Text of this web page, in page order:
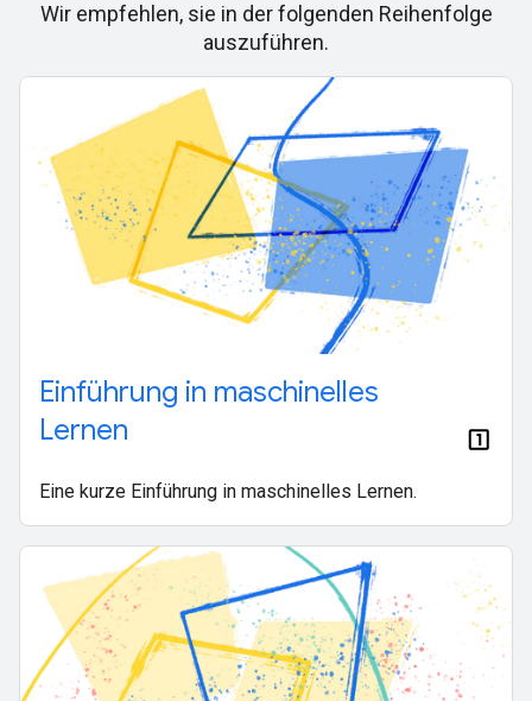
Wir empfehlen, sie in der folgenden Reihenfolge
auszuführen.
Einführung in maschinelles
Lernen
Eine kurze Einführung in maschinelles Lernen.